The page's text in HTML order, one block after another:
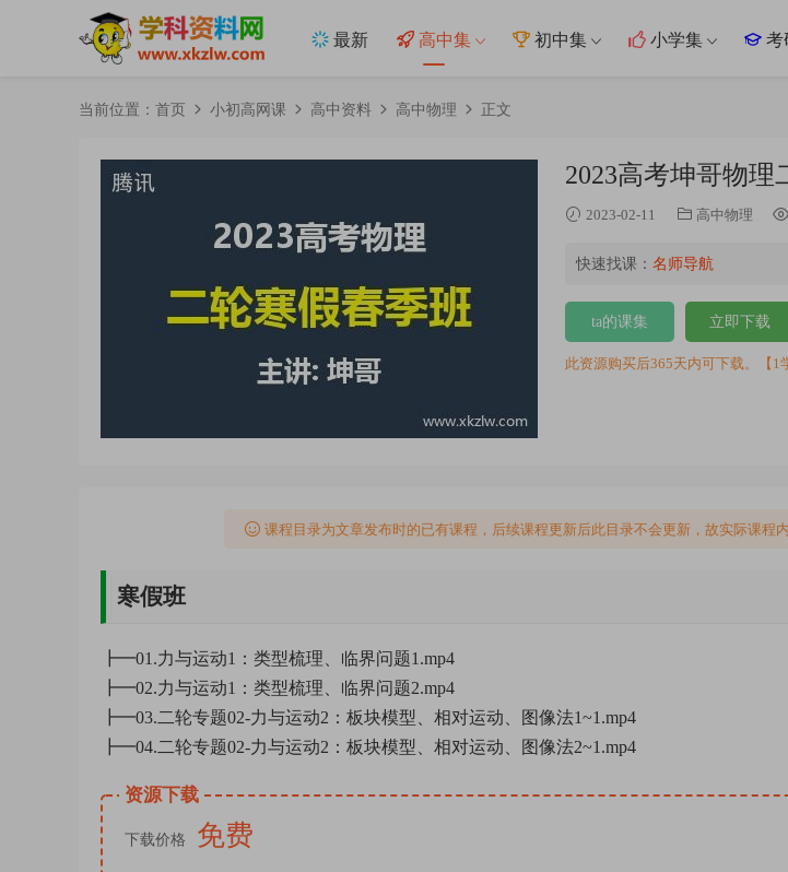
最新 高中集 初中集 小学集 考
当前位置： 首页 小初高网课 高中资料 高中物理 正文
2023高考坤哥物
2023-02-11 高中物理
快速找课： 名师导航
ta的课集 立即下载
此资源购买后365天内可下载。【1
课程目录为文章发布时的已有课程，后续课程更新后此目录不会更新，故实际课程
寒假班
┣━01.力与运动1：类型梳理、临界问题1.mp4
┣━02.力与运动1：类型梳理、临界问题2.mp4
┣━03.二轮专题02-力与运动2：板块模型、相对运动、图像法1~1.mp4
┣━04.二轮专题02-力与运动2：板块模型、相对运动、图像法2~1.mp4
资源下载
下载价格 免费